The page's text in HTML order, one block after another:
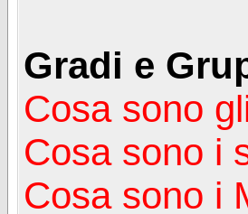
Gradi e
Cosa sono
Cosa sono i
Cosa sono i